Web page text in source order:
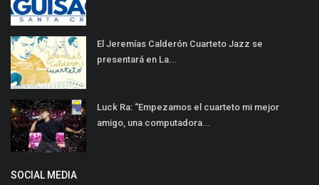
El Jeremías Calderón Cuarteto Jazz se
presentará en La...
Luck Ra: “Empezamos el cuarteto mi mejor
amigo, una computadora...
SOCIAL MEDIA